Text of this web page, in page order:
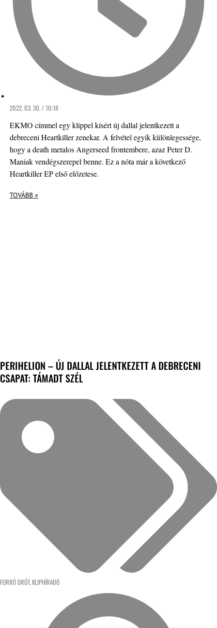
2022. 03. 30. / 10:18
EKMO címmel egy klippel kísért új dallal jelentkezett a
debreceni Heartkiller zenekar. A felvétel egyik különlegessége,
hogy a death metalos Angerseed frontembere, azaz Peter D.
Maniak vendégszerepel benne. Ez a nóta már a következő
Heartkiller EP első előzetese.
TOVÁBB »
PERIHELION – ÚJ DALLAL JELENTKEZETT A DEBRECENI
CSAPAT: TÁMADT SZÉL
FORRÓ DRÓT, KLIPHÍRADÓ